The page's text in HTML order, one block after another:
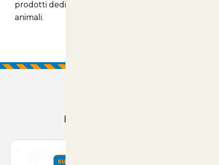
prodotti dedicati alla cura delle piante e degli
animali.
Prodotti Consigliati
SUMMER